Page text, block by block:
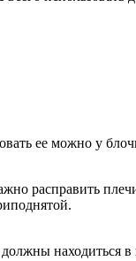
ее можно у
расправить
находиться